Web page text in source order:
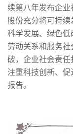
续第八年发布企
股份充分将可持
科学发展、绿色
劳动关系和服务
破，企业社会责任
注重科技创新、
报告。